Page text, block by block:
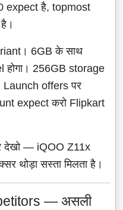
expect है, topmost
6GB के साथ
256GB storage
Launch offers पर
expect करो Flipkart
देखो — iQOO Z11x
थोड़ा सस्ता मिलता है।
— असली